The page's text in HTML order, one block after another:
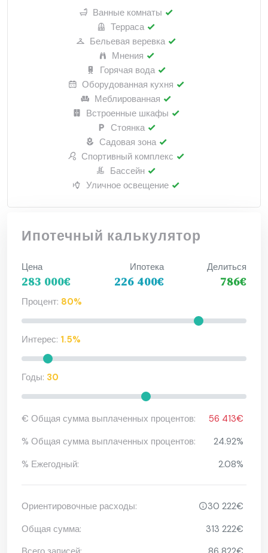
Ванные комнаты
Терраса
Бельевая веревка
Мнения
Горячая вода
Оборудованная кухня
Меблированная
Встроенные шкафы
Стоянка
Садовая зона
Спортивный комплекс
Бассейн
Уличное освещение
Ипотечный калькулятор
Цена
283 000€
Ипотека
226 400€
Делиться
786€
Процент: 80%
Интерес: 1.5%
Годы: 30
€ Общая сумма выплаченных процентов:
56 413€
% Общая сумма выплаченных процентов:
24.92%
% Ежегодный:
2.08%
Ориентировочные расходы:
30 222€
Общая сумма:
313 222€